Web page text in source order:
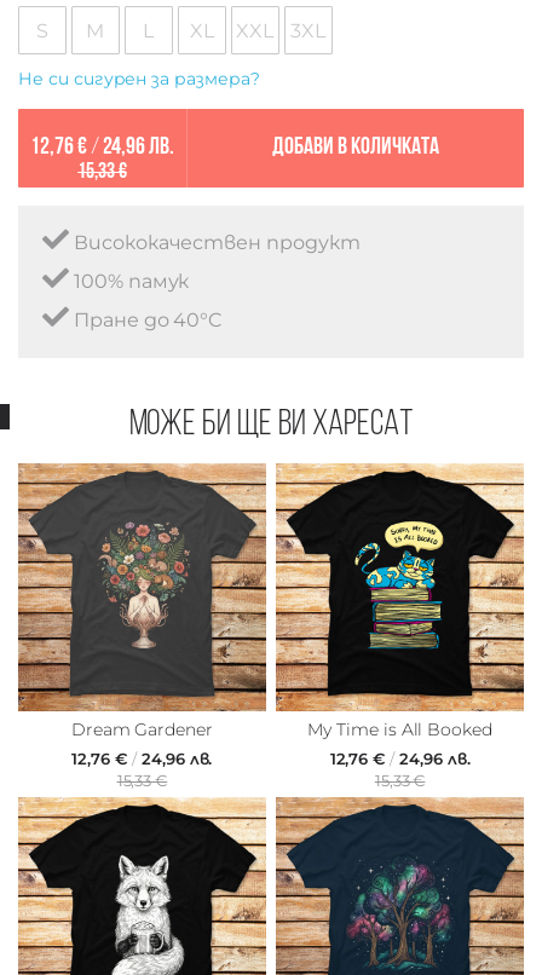
S M L XL XXL 3XL
Не си сигурен за размера?
12,76 €/ 24,96 лв.
15,33 €
Добави в количката
Висококачествен продукт
100% памук
Пране до 40°C
Може би ще ви харесат
Dream Gardener
12,76 € /24,96 лв.
15,33 €
My Time is All Booked
12,76 €/24,96 лв.
15,33 €